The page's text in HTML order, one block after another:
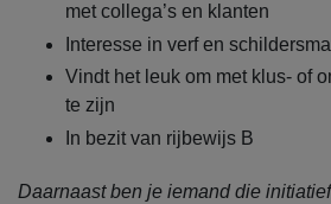
met collega’s en klanten
Interesse in verf en
Vindt het leuk om met klus- of
te zijn
In bezit van rijbewijs B
Daarnaast ben je iemand die